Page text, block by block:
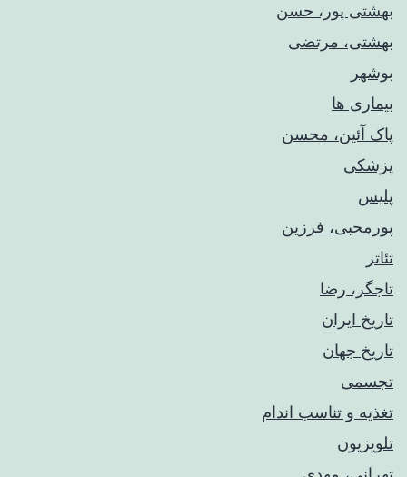
بهشتی پور، حسن
بهشتی، مرتضی
بوشهر
بیماری ها
پاک آئین، محسن
پزشکی
پلیس
پورمحبی، فرزین
تئاتر
تاجگر، رضا
تاریخ ایران
تاریخ جهان
تجسمی
تغذیه و تناسب اندام
تلویزیون